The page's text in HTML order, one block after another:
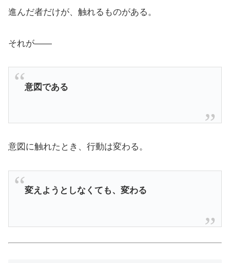
進んだ者だけが、触れるものがある。
それが――
意図である
意図に触れたとき、行動は変わる。
変えようとしなくても、変わる